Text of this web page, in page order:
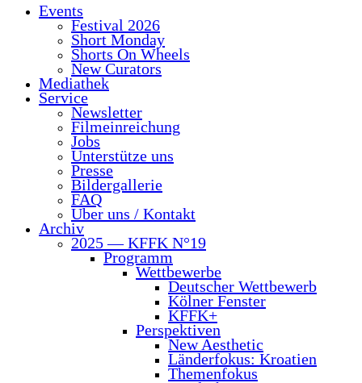
Close
Events
Fes­ti­val 2026
Short Mon­day
Shorts On Wheels
New Cura­tors
Media­thek
Ser­vice
News­let­ter
Film­ein­rei­chung
Jobs
Unter­stüt­ze uns
Pres­se
Bil­der­gal­le­rie
FAQ
Über uns / Kontakt
Archiv
2025 — KFFK N°19
Pro­gramm
Wett­be­wer­be
Deut­scher Wettbewerb
Köl­ner Fenster
KFFK+
Per­spek­ti­ven
New Aes­the­tic
Län­der­fo­kus: Kroatien
The­men­fo­kus